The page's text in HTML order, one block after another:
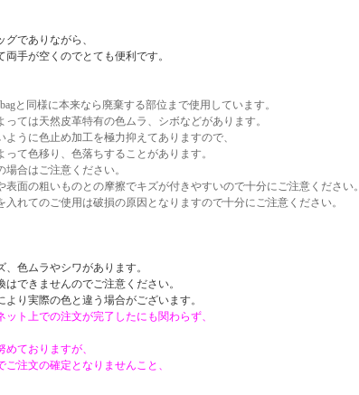
でありながら、
手が空くのでとても便利です。
と同様に本来なら廃棄する部位まで使用しています。
ては天然皮革特有の色ムラ、シボなどがあります。
うに色止め加工を極力抑えてありますので、
て色移り、色落ちすることがあります。
合はご注意ください。
面の粗いものとの摩擦でキズが付きやすいので十分にご注意ください。
れてのご使用は破損の原因となりますので十分にご注意ください。
色ムラやシワがあります。
できませんのでご注意ください。
り実際の色と違う場合がございます。
ト上での注文が完了したにも関わらず、
ておりますが、
ご注文の確定となりませんこと、